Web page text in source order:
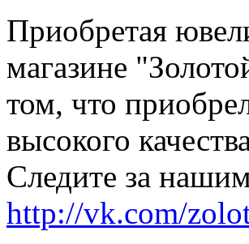
Приобретая
магазине
том, что
высокого
Следите за
http://vk.com/